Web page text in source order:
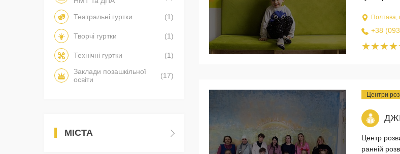
Полтава,
+38
Центри
Центр
ранній
Театральні гуртки (1)
Творчі гуртки (1)
Технічні гуртки
(1)
Заклади позашкільної
освіти
(17)
МІСТА